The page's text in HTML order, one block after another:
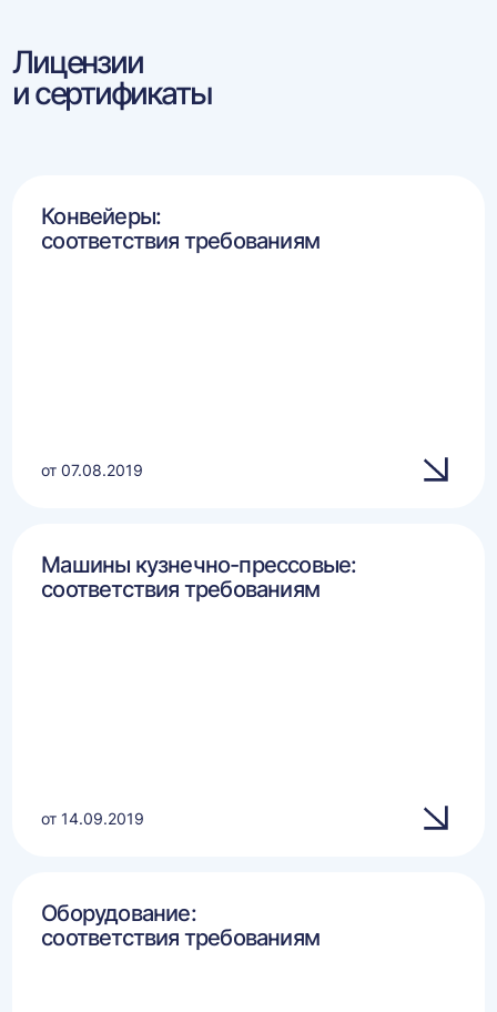
Лицензии
и сертификаты
Конвейеры:
соответствия требованиям
от 07.08.2019
Машины кузнечно-прессовые:
соответствия требованиям
от 14.09.2019
Оборудование:
соответствия требованиям